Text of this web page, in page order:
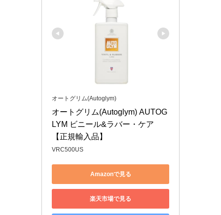
オートグリム(Autoglym)
オートグリム(Autoglym) AUTOG
LYM ビニール&ラバー・ケア
【正規輸入品】
VRC500US
Amazonで見る
楽天市場で見る